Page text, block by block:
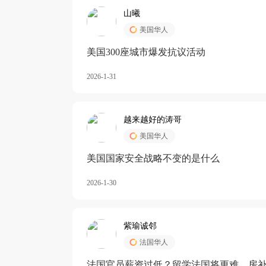
山曦
美国华人
美国300座城市爆发抗议活动
2026-1-31
越来越好的涛哥
美国华人
美国国家安全战略不变的是什么
2026-1-30
紫瑜诚邻
法国华人